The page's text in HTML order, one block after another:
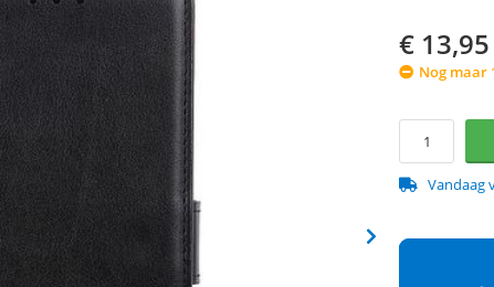
€ 13,95
Nog maar
Vandaag